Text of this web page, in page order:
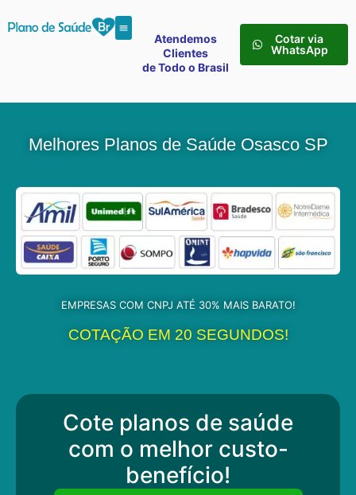
Atendemos
Clientes
de Todo o Brasil
Cotar via
WhatsApp
Melhores Planos de Saúde Osasco SP
EMPRESAS COM CNPJ ATÉ 30% MAIS BARATO!
COTAÇÃO EM 20 SEGUNDOS!
Cote planos de saúde
com o melhor custo-
benefício!